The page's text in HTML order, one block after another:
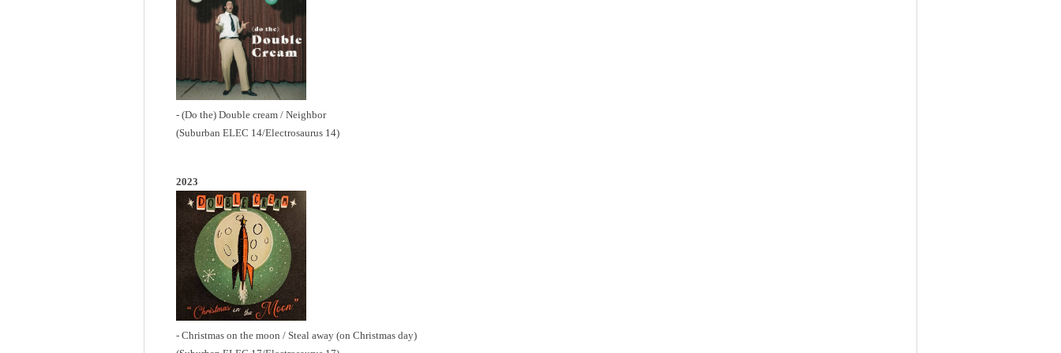
- (Do the) Double cream / Neighbor
(Suburban ELEC 14/Electrosaurus 14)
2023
- Christmas on the moon / Steal away (on Christmas day)